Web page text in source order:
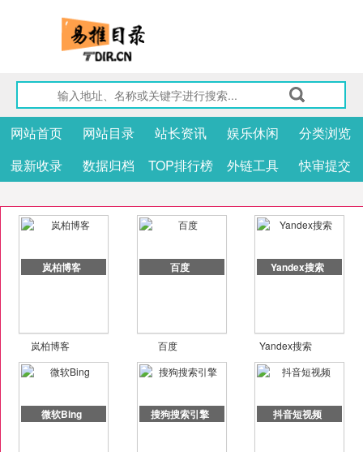
网站首页 网站目录 站长资讯 娱乐休闲
分类浏览
最新收录
数据归档 TOP排行榜 外链工具 快审提交
岚柏博客
岚柏博客
百度
百度
Yandex搜索
Yandex搜索
微软Bing 搜狗搜索引擎 抖音短视频